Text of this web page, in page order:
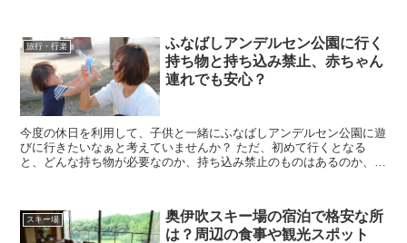
旅行・行楽
ふなばしアンデルセン公園に行く
持ち物と持ち込み禁止、赤ちゃん
連れでも安心？
今度の休日を利用して、子供と一緒にふなばしアンデルセン公園に遊
びに行きたいなぁと考えていませんか？ ただ、初めて行くとなる
と、どんな持ち物が必要なのか、持ち込み禁止のものはあるのか、赤
スキー場
奥伊吹スキー場の宿泊で格安な所
は？周辺の食事や観光スポット